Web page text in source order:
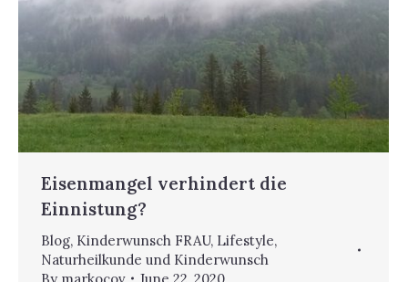
Eisenmangel verhindert die
Einnistung?
Blog, Kinderwunsch FRAU, Lifestyle,
Naturheilkunde und Kinderwunsch